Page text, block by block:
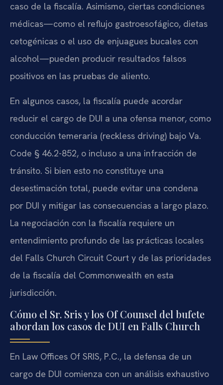
caso de la fiscalía. Asimismo, ciertas condiciones
médicas—como el reflujo gastroesofágico, dietas
cetogénicas o el uso de enjuagues bucales con
alcohol—pueden producir resultados falsos
positivos en las pruebas de aliento.
En algunos casos, la fiscalía puede acordar
reducir el cargo de DUI a una ofensa menor, como
conducción temeraria (reckless driving) bajo Va.
Code § 46.2-852, o incluso a una infracción de
tránsito. Si bien esto no constituye una
desestimación total, puede evitar una condena
por DUI y mitigar las consecuencias a largo plazo.
La negociación con la fiscalía requiere un
entendimiento profundo de las prácticas locales
del Falls Church Circuit Court y de las prioridades
de la fiscalía del Commonwealth en esta
jurisdicción.
Cómo el Sr. Sris y los Of Counsel del bufete
abordan los casos de DUI en Falls Church
En Law Offices Of SRIS, P.C., la defensa de un
cargo de DUI comienza con un análisis exhaustivo